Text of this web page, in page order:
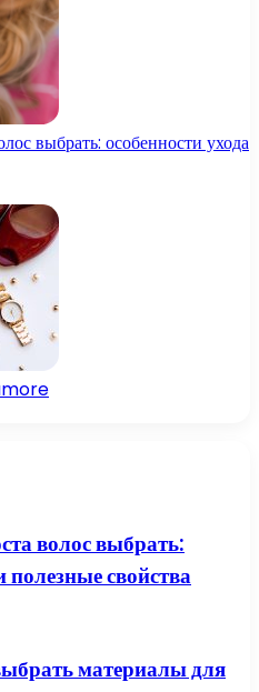
выбрать: особенности ухода
волос выбрать:
полезные свойства
материалы для